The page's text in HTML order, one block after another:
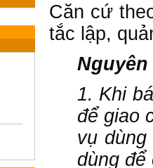
Căn cứ
tắc lập,
1. Khi
để giao
vụ
dùng